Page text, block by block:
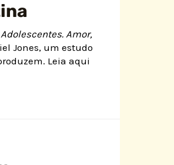
Amor,
Jones, um estudo
Leia aqui